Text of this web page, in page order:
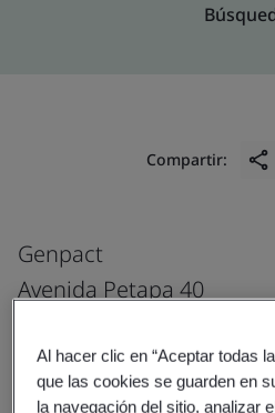
Compartir:
Genpact
Avenida Petapa 40
Zona 12
Guatemala City
Al hacer clic en “Aceptar todas
que las cookies se guarden en
la navegación del sitio, analizar